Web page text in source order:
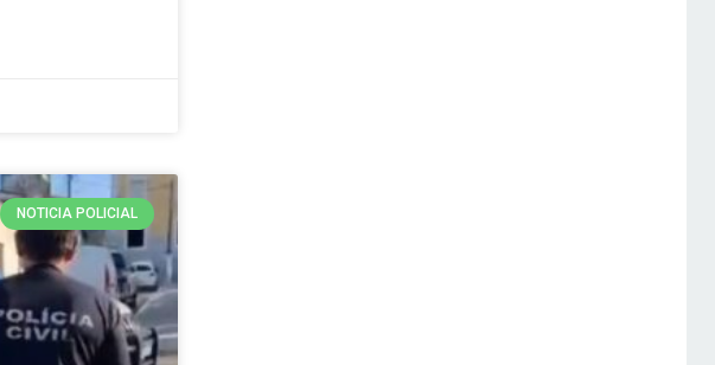
NOTICIA POLICIAL